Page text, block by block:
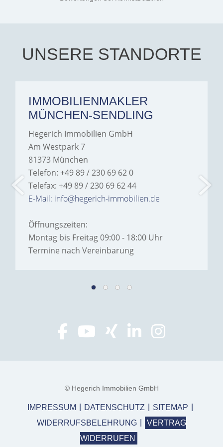
all her endeavors. Thank exceptionally professional,
Hegerich Immobilien to
anyone looking for a home.
UNSERE STANDORTE
IMMOBILIENMAKLER
MÜNCHEN-SENDLING
Hegerich Immobilien GmbH
Am Westpark 7
81373 München
Telefon: +49 89 / 230 69 62 0
Telefax: +49 89 / 230 69 62 44
E-Mail: info@hegerich-immobilien.de
Öffnungszeiten:
Montag bis Freitag 09:00 - 18:00 Uhr
Termine nach Vereinbarung
© Hegerich Immobilien GmbH
IMPRESSUM DATENSCHUTZ
SITEMAP
WIDERRUFSBELEHRUNG
VERTRAG
WIDERRUFEN